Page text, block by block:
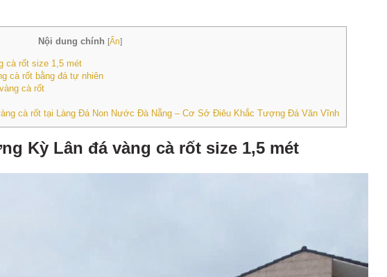
Nội dung chính [Ẩn]
cà rốt size 1,5 mét
cà rốt bằng đá tự nhiên
cà rốt
cà rốt tại Làng Đá Non Nước Đà Nẵng – Cơ Sở Điêu Khắc Tượng Đá Văn Vĩnh
Kỳ Lân đá vàng cà rốt size 1,5 mét